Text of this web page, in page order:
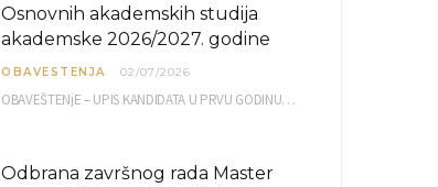
Osnovnih akademskih studija
akademske 2026/2027. godine
OBAVESTENJA 02/07/2026
OBAVEŠTENjE – UPIS KANDIDATA U PRVU GODINU OAS 10, 13, 14, 15. i…
Odbrana završnog rada Master